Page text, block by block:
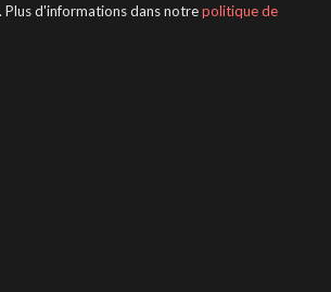
Plus d'informations dans notrepolitique de